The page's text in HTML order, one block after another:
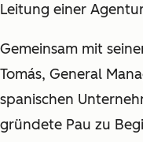
Leitung einer
Gemeinsam mit
Tomás, General
spanischen
gründete Pau zu